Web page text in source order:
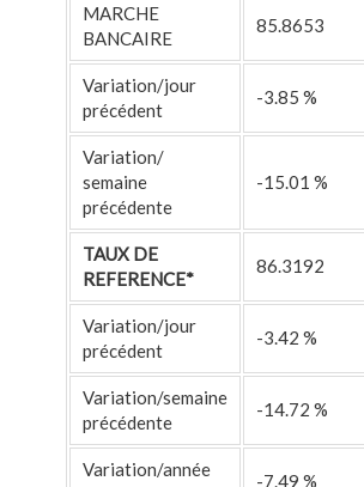
MARCHE
BANCAIRE
85.8653
Variation/jour
précédent
-3.85 %
Variation/
semaine
précédente
-15.01 %
TAUX DE
REFERENCE*
86.3192
Variation/jour
précédent
-3.42 %
Variation/semaine
précédente
-14.72 %
Variation/année
-7.49 %